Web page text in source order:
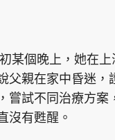
某個晚上，她在
父親在家中昏迷，
嘗試不同治療方案
沒有甦醒。